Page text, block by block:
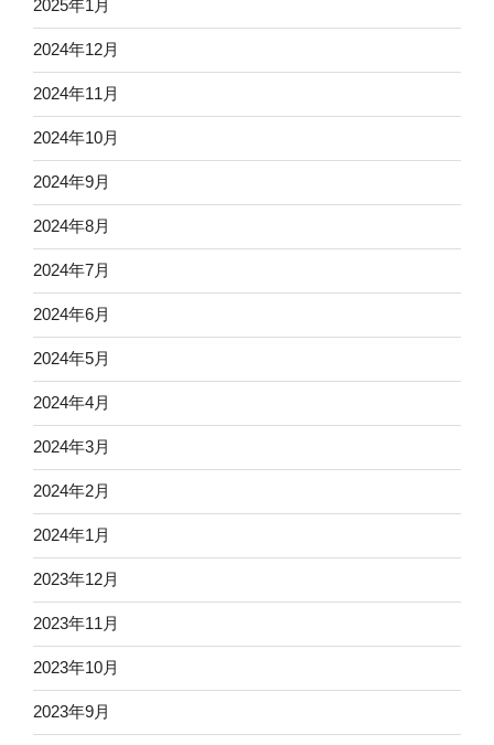
2025年1月
2024年12月
2024年11月
2024年10月
2024年9月
2024年8月
2024年7月
2024年6月
2024年5月
2024年4月
2024年3月
2024年2月
2024年1月
2023年12月
2023年11月
2023年10月
2023年9月